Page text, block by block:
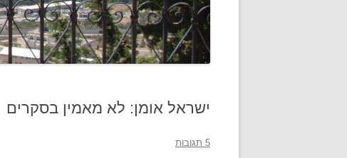
ישראל אומן: לא מאמין בסקרים
5 תגובות